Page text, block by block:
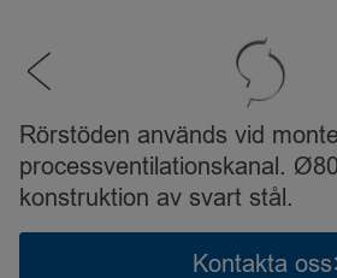
Rörstöden används vid
processventilationskanal.
konstruktion av svart stål.
Kontakta oss